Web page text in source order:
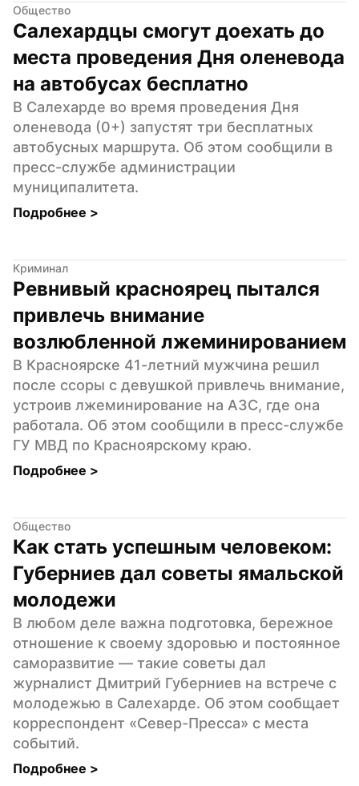
Общество
Салехардцы смогут доехать до
места проведения Дня оленевода
на автобусах бесплатно
В Салехарде во время проведения Дня
оленевода (0+) запустят три бесплатных
автобусных маршрута. Об этом сообщили в
пресс-службе администрации
муниципалитета.
Подробнее >
Криминал
Ревнивый красноярец пытался
привлечь внимание
возлюбленной лжеминированием
В Красноярске 41-летний мужчина решил
после ссоры с девушкой привлечь внимание,
устроив лжеминирование на АЗС, где она
работала. Об этом сообщили в пресс-службе
ГУ МВД по Красноярскому краю.
Подробнее >
Общество
Как стать успешным человеком:
Губерниев дал советы ямальской
молодежи
В любом деле важна подготовка, бережное
отношение к своему здоровью и постоянное
саморазвитие — такие советы дал
журналист Дмитрий Губерниев на встрече с
молодежью в Салехарде. Об этом сообщает
корреспондент «Север-Пресса» с места
событий.
Подробнее >